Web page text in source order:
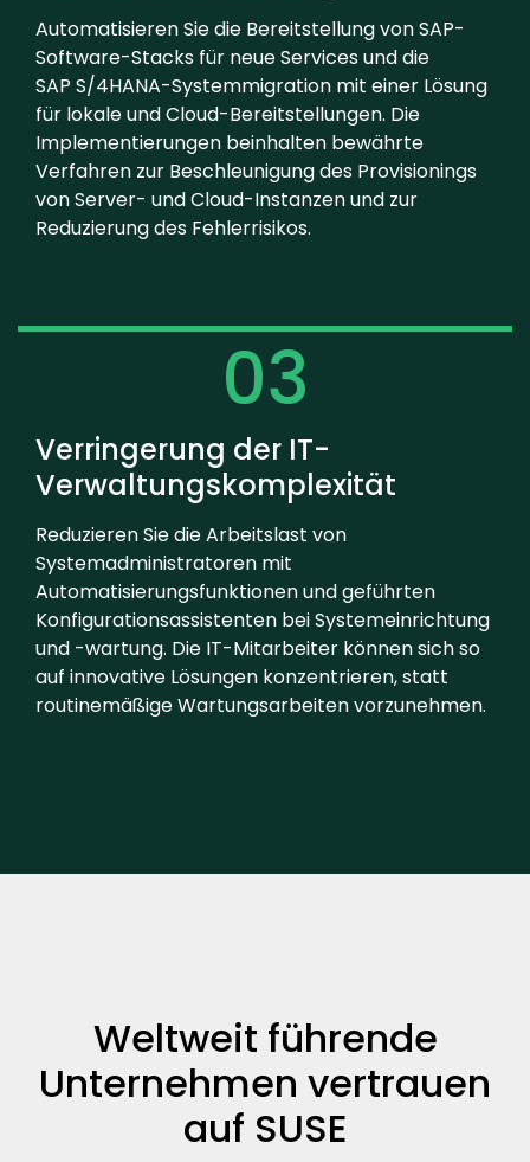
Automatisieren Sie die Bereitstellung von SAP-
Software-Stacks für neue Services und die
SAP S/4HANA-Systemmigration mit einer Lösung
für lokale und Cloud-Bereitstellungen. Die
Implementierungen beinhalten bewährte
Verfahren zur Beschleunigung des Provisionings
von Server- und Cloud-Instanzen und zur
Reduzierung des Fehlerrisikos.
03
Verringerung der IT-
Verwaltungskomplexität
Reduzieren Sie die Arbeitslast von
Systemadministratoren mit
Automatisierungsfunktionen und geführten
Konfigurationsassistenten bei Systemeinrichtung
und -wartung. Die IT-Mitarbeiter können sich so
auf innovative Lösungen konzentrieren, statt
routinemäßige Wartungsarbeiten vorzunehmen.
Weltweit führende
Unternehmen vertrauen
auf SUSE